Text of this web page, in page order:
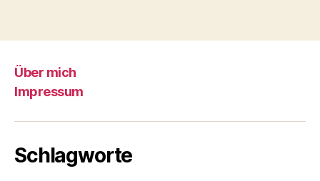
Über mich
Impressum
Schlagworte